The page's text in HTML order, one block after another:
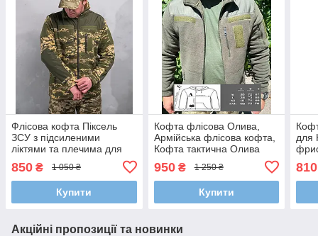
Флісова кофта Піксель
ЗСУ з підсиленими
ліктями та плечима для
пошкоджень (46-62 р.)
850 ₴ 1 050 ₴
Купити
Кофта флісова Олива,
Армійська флісова кофта,
Кофта тактична Олива
950₴ 1 250 ₴
Купити
для
810
Акційні пропозиції та новинки